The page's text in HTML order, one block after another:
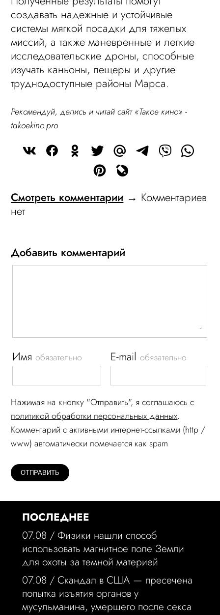
создавать надежные и устойчивые
системы мягкой посадки для тяжелых
миссий, а также маневренные и легкие
исследовательские дроны, способные
изучать каньоны, пещеры и другие
труднодоступные районы Марса.
Рекомендуй, делись и читай сайт «Такое кино» -
takoekino.pro
Смотреть комментарии → Комментариев
нет
Добавить комментарий
Имяобязательно E-mailобязательно
Нажимая на кнопку "Отправить", я соглашаюсь c
политикой обработки персональных данных.
Комментарий c активными интернет-ссылками (http /
www) автоматически помечается как spam
ПОСЛЕДНЕЕ
07.08 / Физики нашли способ
использовать магнитное поле Земли
для охоты за темной материей
07.08 / Скандал в США — пресечена
попытка изъятия органов у
мусульманина, умершего после секса